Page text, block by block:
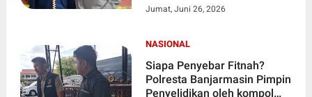
Jumat, Juni 26, 2026
NASIONAL
Siapa Penyebar Fitnah?
Polresta Banjarmasin Pimpin
Penyelidikan oleh kompol